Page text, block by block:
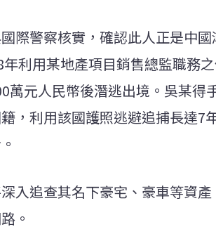
際警察核實，確認此人正是中
利用某地產項目銷售總監職務
萬元人民幣後潛逃出境。吳某得
，利用該國護照逃避追捕長達7
入追查其名下豪宅、豪車等資
。